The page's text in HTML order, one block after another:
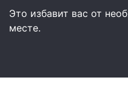
Это избавит вас от
месте.